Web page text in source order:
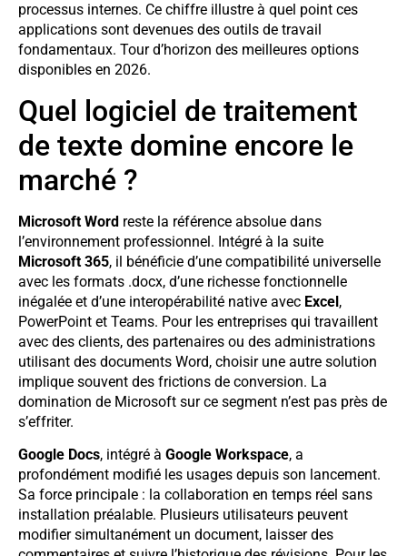
processus internes. Ce chiffre illustre à quel point ces
applications sont devenues des outils de travail
fondamentaux. Tour d’horizon des meilleures options
disponibles en 2026.
Quel logiciel de traitement
de texte domine encore le
marché ?
Microsoft Word reste la référence absolue dans
l’environnement professionnel. Intégré à la suite
Microsoft 365, il bénéficie d’une compatibilité universelle
avec les formats .docx, d’une richesse fonctionnelle
inégalée et d’une interopérabilité native avec Excel,
PowerPoint et Teams. Pour les entreprises qui travaillent
avec des clients, des partenaires ou des administrations
utilisant des documents Word, choisir une autre solution
implique souvent des frictions de conversion. La
domination de Microsoft sur ce segment n’est pas près de
s’effriter.
Google Docs, intégré à Google Workspace, a
profondément modifié les usages depuis son lancement.
Sa force principale : la collaboration en temps réel sans
installation préalable. Plusieurs utilisateurs peuvent
modifier simultanément un document, laisser des